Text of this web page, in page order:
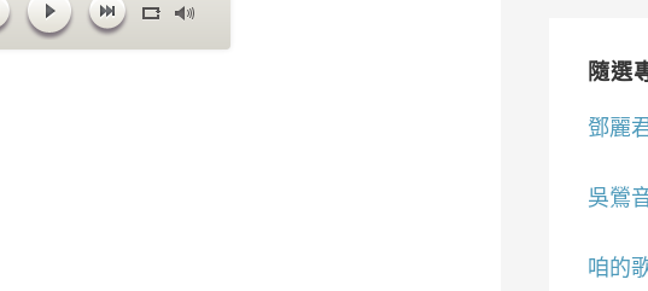
隨選
鄧麗
吳鶯
咱的